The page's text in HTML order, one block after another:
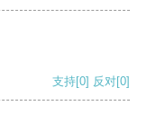
支持[0] 反对[0]